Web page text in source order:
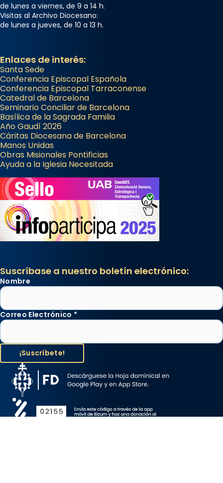
de lunes a viernes, de 9 a 14 h.
Visitas al Archivo Diocesano:
de lunes a jueves, de 10 a 13 h.
Enlaces de interés:
Santa Sede
Conferencia Episcopal Española
Conferencia Episcopal Tarraconense
Catedral de Barcelona
Seminario Conciliar de Barcelona
Basílica de la Sagrada Familia
Año Gaudí 2026
Cáritas Diocesana de Barcelona
Manos Unidas
Obras Misionales Pontificias
Ayuda a la Iglesia Necesitada
Suscríbase a nuestro boletín electrónico:
Nombre
Correo Electrónico *